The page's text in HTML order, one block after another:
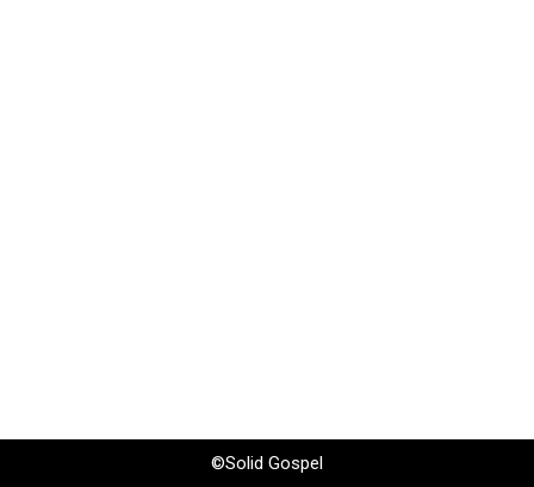
©Solid Gospel